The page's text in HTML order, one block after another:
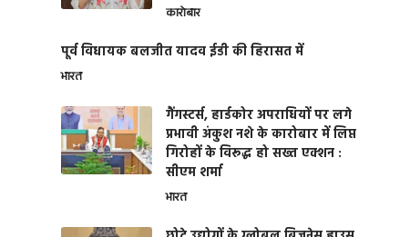
कारोबार
पूर्व विधायक बलजीत यादव ईडी की हिरासत में
भारत
गैंगस्टर्स, हार्डकोर अपराधियों पर लगे
प्रभावी अंकुश नशे के कारोबार में लिप्त
गिरोहों के विरूद्ध हो सख्त एक्शन :
सीएम शर्मा
भारत